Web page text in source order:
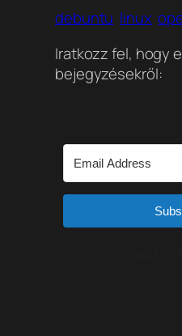
debuntu linux
Iratkozz fel, hogy
bejegyzésekről: